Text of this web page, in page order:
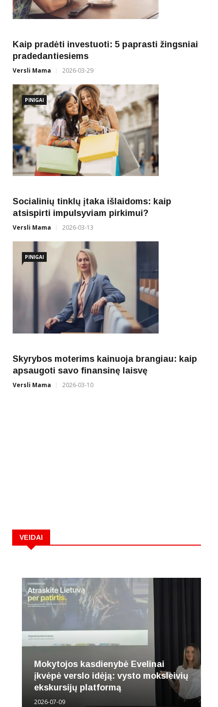
Kaip pradėti investuoti: 5 paprasti žingsniai
pradedantiesiems
Versli Mama 2026-03-29
PINIGAI
Socialinių tinklų įtaka išlaidoms: kaip
atsispirti impulsyviam pirkimui?
Versli Mama 2026-03-13
PINIGAI
Skyrybos moterims kainuoja brangiau: kaip
apsaugoti savo finansinę laisvę
Versli Mama 2026-03-10
VEIDAI
Mokytojos kasdienybė Evelinai
įkvėpė verslo idėją: vysto moksleivių
ekskursijų platformą
2026-07-09